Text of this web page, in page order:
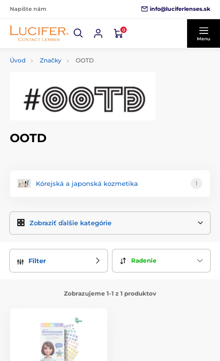
Napíšte nám info@luciferlenses.sk
0
Menu
Úvod Značky OOTD
OOTD
Kórejská a japonská kozmetika 1
Zobraziť ďalšie kategórie
Filter Radenie
Zobrazujeme 1-1 z 1 produktov